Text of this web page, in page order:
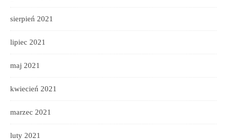
sierpień 2021
lipiec 2021
maj 2021
kwiecień 2021
marzec 2021
luty 2021